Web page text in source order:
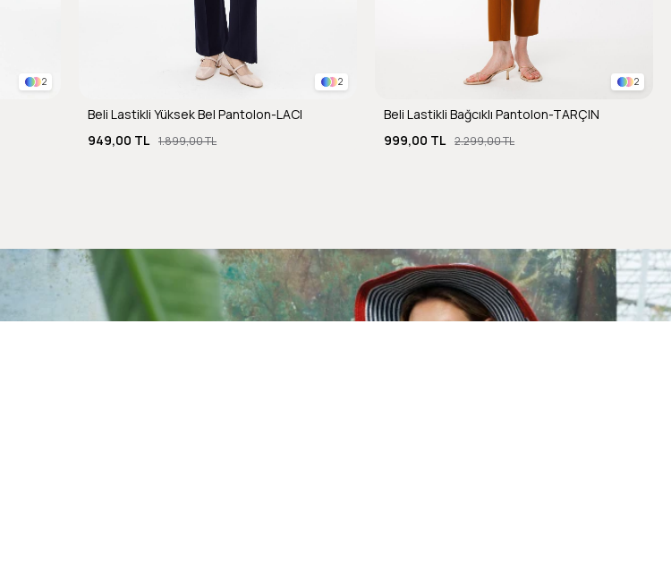
2 2
Beli Lastikli Yüksek Bel Pantolon-LACI
949,00 TL 1.899,00 TL
2
Beli Lastikli Bağcıklı Pantolon-TARÇIN
999,00 TL 2.299,00 TL